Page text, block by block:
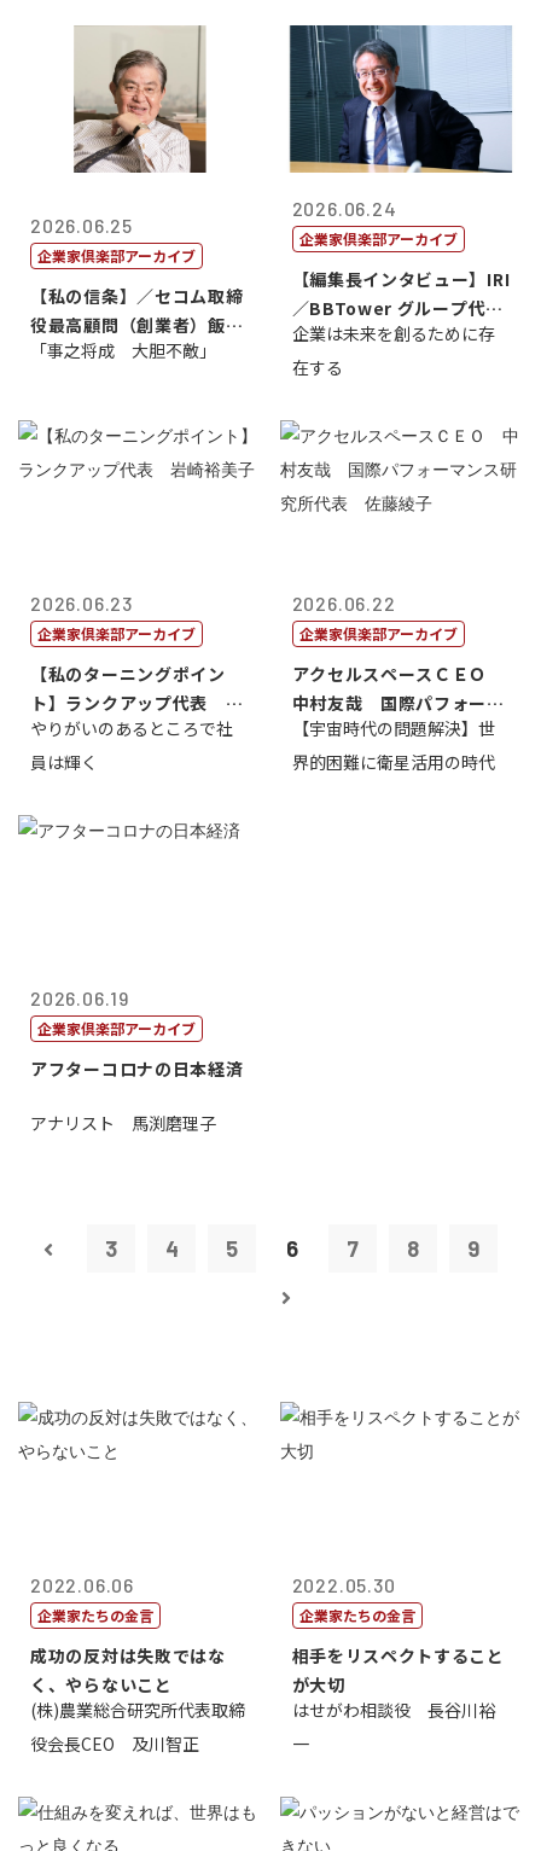
2026.06.25
企業家倶楽部アーカイブ
【私の信条】／セコム取締
役最高顧問（創業者）飯田
亮
「事之将成 大胆不敵」
2026.06.24
企業家倶楽部アーカイブ
【編集長インタビュー】IRI
／BBTower グループ代表
藤...
企業は未来を創るために存
在する
2026.06.23
企業家倶楽部アーカイブ
【私のターニングポイン
ト】ランクアップ代表 岩
崎裕美子
やりがいのあるところで社
員は輝く
2026.06.22
企業家倶楽部アーカイブ
アクセルスペースＣＥＯ
中村友哉 国際パフォーマ
ンス研究所代...
【宇宙時代の問題解決】世
界的困難に衛星活用の時代
2026.06.19
企業家倶楽部アーカイブ
アフターコロナの日本経済
アナリスト 馬渕磨理子
3 4 5 6 7 8 9
2022.06.06
企業家たちの金言
成功の反対は失敗ではな
く、やらないこと
(株)農業総合研究所代表取締
役会長CEO 及川智正
2022.05.30
企業家たちの金言
相手をリスペクトすること
が大切
はせがわ相談役 長谷川裕
一